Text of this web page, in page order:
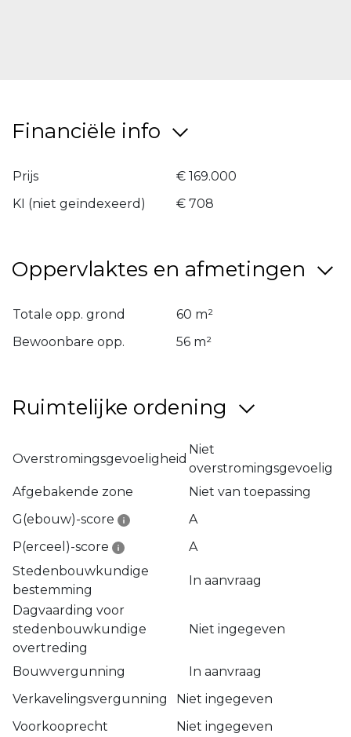
Financiële info
Prijs
€ 169.000
KI (niet geïndexeerd)
€ 708
Oppervlaktes en afmetingen
Totale opp. grond
60 m²
Bewoonbare opp.
56 m²
Ruimtelijke ordening
Overstromingsgevoeligheid
Niet
overstromingsgevoelig
Afgebakende zone
Niet van toepassing
G(ebouw)-score
A
P(erceel)-score
A
Stedenbouwkundige
bestemming
In aanvraag
Dagvaarding voor
stedenbouwkundige
overtreding
Niet ingegeven
Bouwvergunning
In aanvraag
Verkavelingsvergunning
Niet ingegeven
Voorkooprecht
Niet ingegeven